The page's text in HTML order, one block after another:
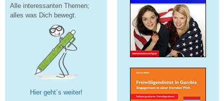
Alle interessanten Themen;
alles was Dich bewegt.
Hier geht´s weiter!